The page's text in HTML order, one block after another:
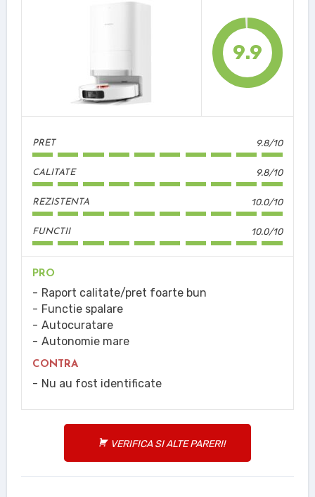
9.9
PRET 9.8/10
CALITATE 9.8/10
REZISTENTA 10.0/10
FUNCTII 10.0/10
PRO
Raport calitate/pret foarte bun
Functie spalare
Autocuratare
Autonomie mare
CONTRA
Nu au fost identificate
VERIFICA SI ALTE PARERI!